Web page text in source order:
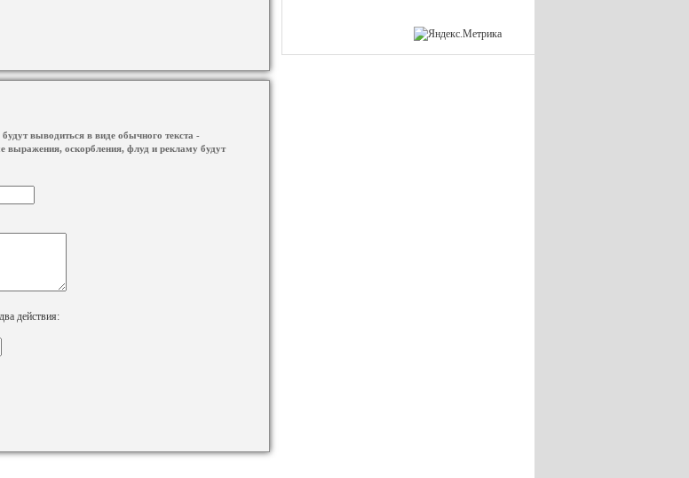
выводиться в виде обычного текста -
выражения, оскорбления, флуд и рекламу будут
действия: